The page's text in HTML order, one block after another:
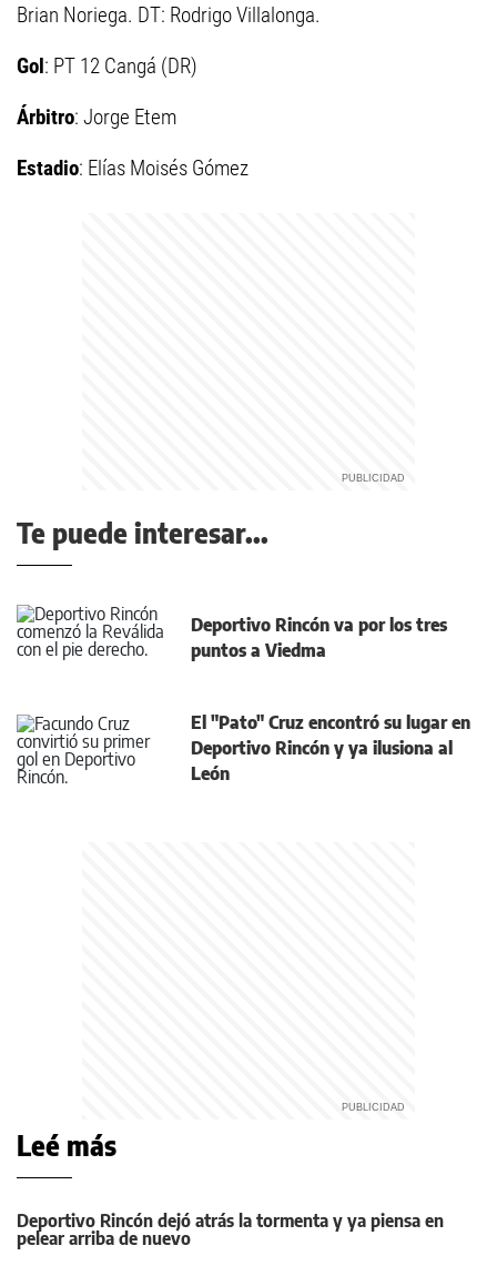
Brian Noriega. DT: Rodrigo Villalonga.
Gol: PT 12 Cangá (DR)
Árbitro: Jorge Etem
Estadio: Elías Moisés Gómez
Te puede interesar...
Deportivo Rincón va por los tres
puntos a Viedma
El "Pato" Cruz encontró su lugar en
Deportivo Rincón y ya ilusiona al
León
Leé más
Deportivo Rincón dejó atrás la tormenta y ya piensa en
pelear arriba de nuevo